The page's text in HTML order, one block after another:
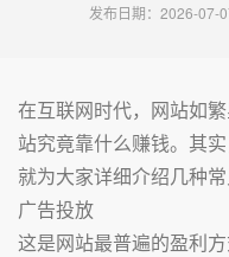
发布日期：2026-07-
在互联网时代，网站如
站究竟靠什么赚钱。其
就为大家详细介绍几种常
广告投放
这是网站最普遍的盈利